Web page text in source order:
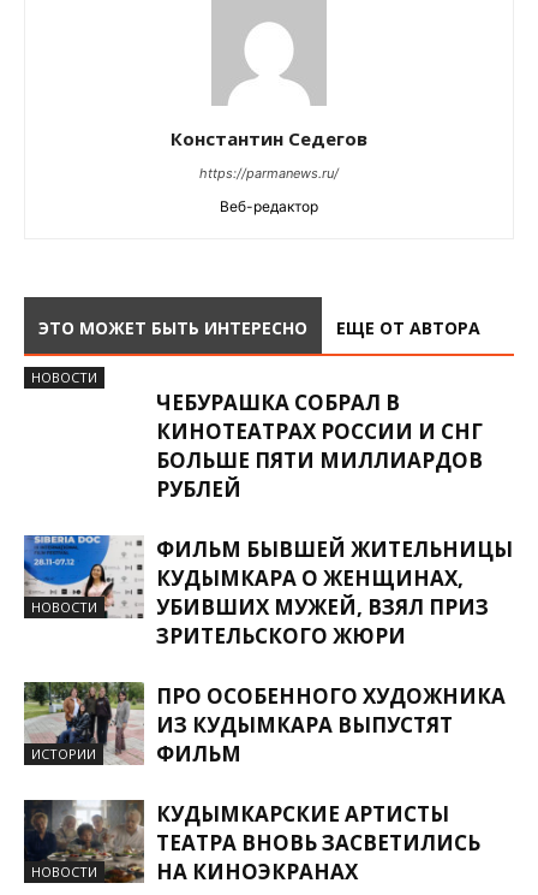
Константин Седегов
https://parmanews.ru/
Веб-редактор
ЭТО МОЖЕТ БЫТЬ ИНТЕРЕСНО ЕЩЕ ОТ АВТОРА
НОВОСТИ
ЧЕБУРАШКА СОБРАЛ В
КИНОТЕАТРАХ РОССИИ И СНГ
БОЛЬШЕ ПЯТИ МИЛЛИАРДОВ
РУБЛЕЙ
НОВОСТИ
ФИЛЬМ БЫВШЕЙ ЖИТЕЛЬНИЦЫ
КУДЫМКАРА О ЖЕНЩИНАХ,
УБИВШИХ МУЖЕЙ, ВЗЯЛ ПРИЗ
ЗРИТЕЛЬСКОГО ЖЮРИ
ИСТОРИИ
ПРО ОСОБЕННОГО ХУДОЖНИКА
ИЗ КУДЫМКАРА ВЫПУСТЯТ
ФИЛЬМ
НОВОСТИ
КУДЫМКАРСКИЕ АРТИСТЫ
ТЕАТРА ВНОВЬ ЗАСВЕТИЛИСЬ
НА КИНОЭКРАНАХ